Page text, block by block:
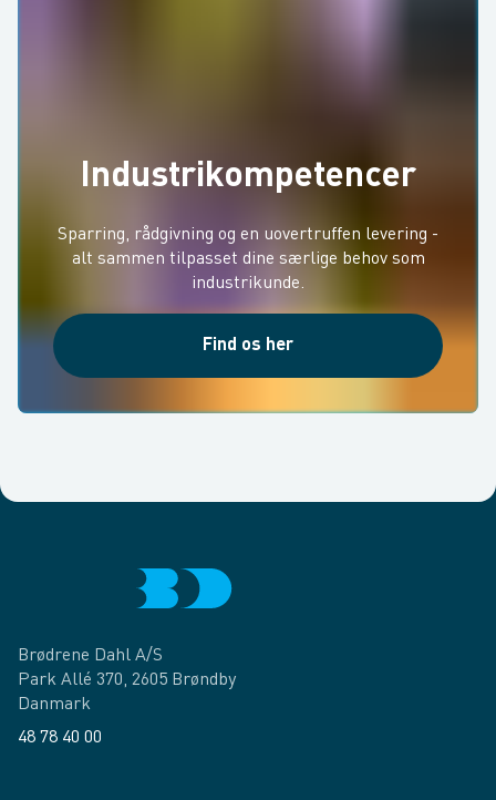
Industrikompetencer
Sparring, rådgivning og en uovertruffen levering -
alt sammen tilpasset dine særlige behov som
industrikunde.
Find os her
Brødrene Dahl A/S
Park Allé 370, 2605 Brøndby
Danmark
48 78 40 00